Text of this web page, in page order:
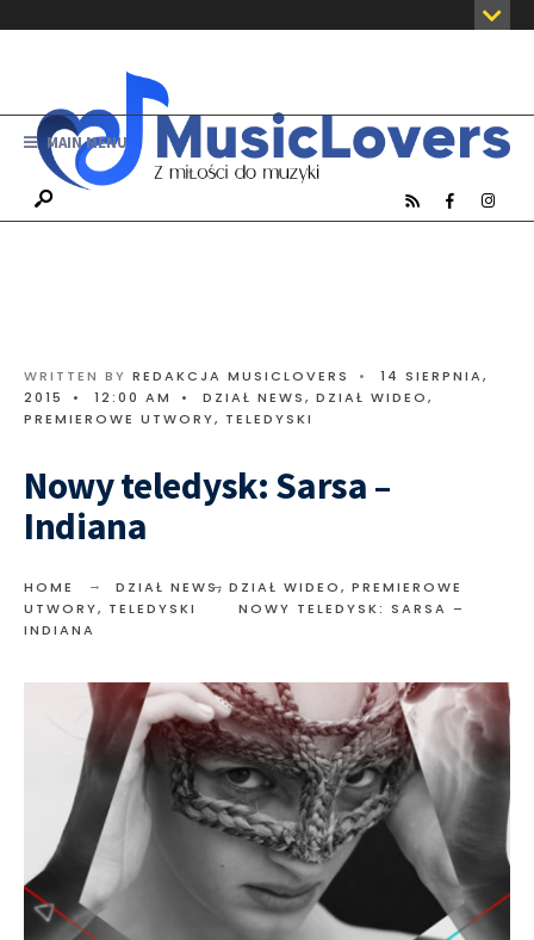
MAIN MENU
WRITTEN BY REDAKCJA MUSICLOVERS •
14 SIERPNIA,
2015
• 12:00 AM • DZIAŁ NEWS, DZIAŁ WIDEO,
PREMIEROWE UTWORY, TELEDYSKI
Nowy teledysk: Sarsa –
Indiana
HOME DZIAŁ NEWS, DZIAŁ WIDEO, PREMIEROWE
UTWORY, TELEDYSKI
NOWY TELEDYSK: SARSA –
INDIANA